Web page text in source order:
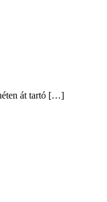
át tartó […]